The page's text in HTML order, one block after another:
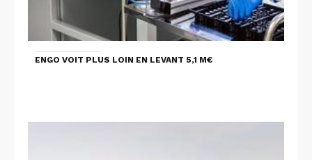
ENGO VOIT PLUS LOIN EN LEVANT 5,1 M€